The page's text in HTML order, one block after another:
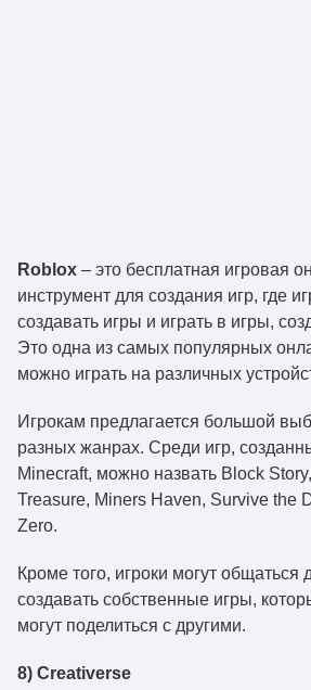
Roblox – это бесплатная игровая
инструмент для создания игр, где
создавать игры и играть в игры,
Это одна из самых популярных
можно играть на различных
Игрокам предлагается большой
разных жанрах. Среди игр,
Minecraft, можно назвать Block
Treasure, Miners Haven, Survive the
Zero.
Кроме того, игроки могут общаться
создавать собственные игры,
могут поделиться с другими.
8) Creativerse